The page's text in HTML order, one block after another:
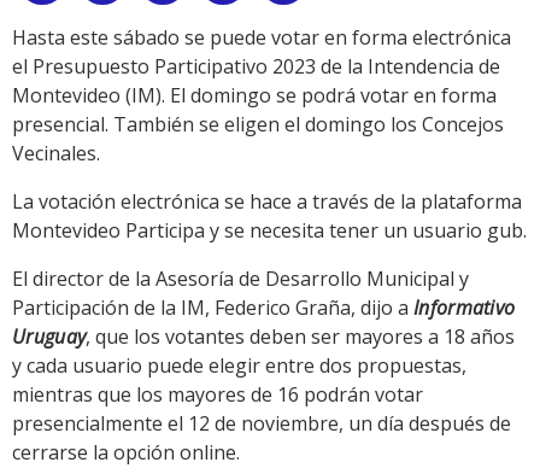
Link
Hasta este sábado se puede votar en forma electrónica
el Presupuesto Participativo 2023 de la Intendencia de
Montevideo (IM). El domingo se podrá votar en forma
presencial. También se eligen el domingo los Concejos
Vecinales.
La votación electrónica se hace a través de la plataforma
Montevideo Participa y se necesita tener un usuario gub.
El director de la Asesoría de Desarrollo Municipal y
Participación de la IM, Federico Graña, dijo a Informativo
Uruguay, que los votantes deben ser mayores a 18 años
y cada usuario puede elegir entre dos propuestas,
mientras que los mayores de 16 podrán votar
presencialmente el 12 de noviembre, un día después de
cerrarse la opción online.